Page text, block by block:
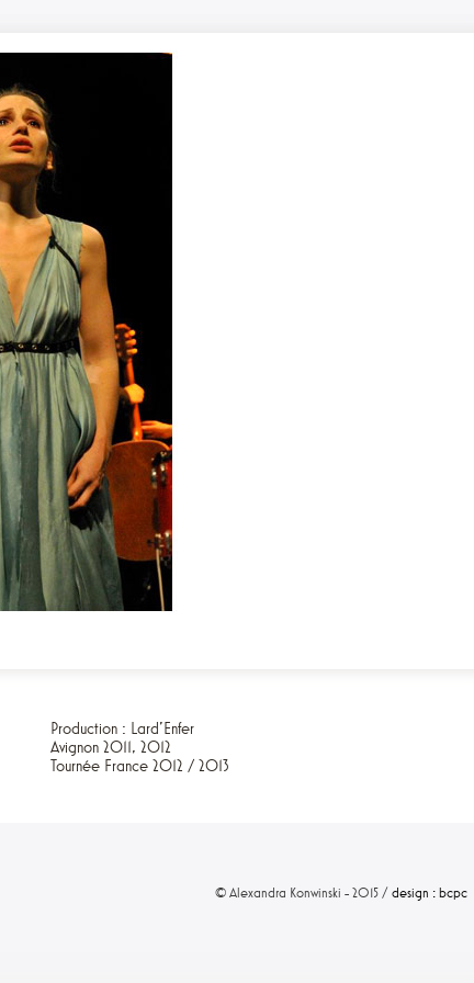
© Alexandra Konwinski - 2015 / design : bcpc
Production : Lard'Enfer
Avignon 2011, 2012
Tournée France 2012 / 2013